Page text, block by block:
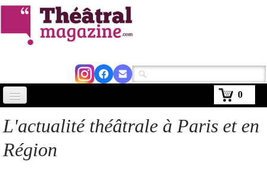
0
Avignon 2026
L'actualité théâtrale à Paris et en
Région